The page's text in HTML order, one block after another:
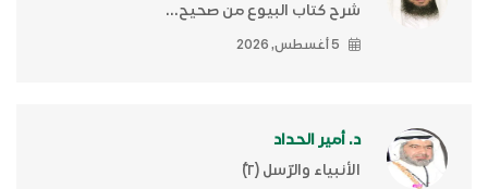
شرح كتاب البيوع من صحيح...
5 أغسطس, 2026
د. أمير الحداد
الأنبياء والرّسل (٢)ّ